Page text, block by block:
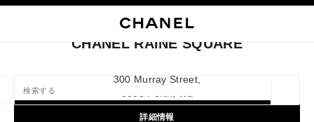
この検索バーの下に候補が表示されます
0 提案あり
ブティックカードを閉じる CHANEL RAINE SQUARE
CHANEL RAINE SQUARE
300 Murray Street,
詳細情報